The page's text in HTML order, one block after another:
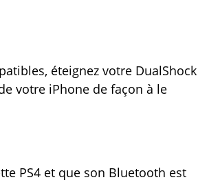
éteignez votre DualShock
votre iPhone de façon à le
PS4 et que son Bluetooth est